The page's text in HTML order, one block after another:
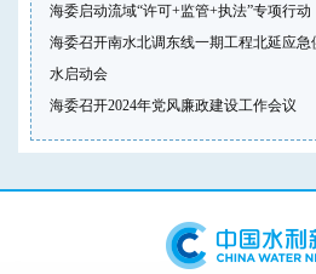
海委启动流域“许可+监管+执法”专项行动
海委召开南水北调东线一期工程北延应
水启动会
海委召开2024年党风廉政建设工作会议